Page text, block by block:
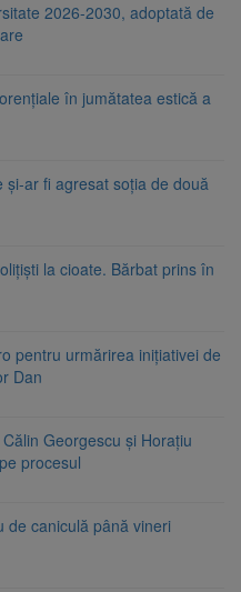
2026-2030, adoptată de
în jumătatea estică a
și-ar fi agresat soția de două
la cioate. Bărbat prins în
pentru urmărirea inițiativei de
Dan
Georgescu și Horațiu
procesul
de caniculă până vineri